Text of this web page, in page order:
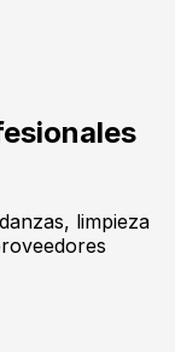
limpieza